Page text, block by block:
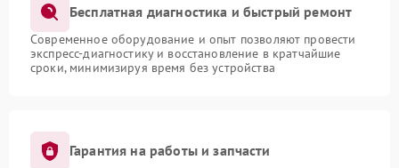
Бесплатная диагностика и быстрый ремонт
Современное оборудование и опыт позволяют провести
экспресс-диагностику и восстановление в кратчайшие
сроки, минимизируя время без устройства
Гарантия на работы и запчасти